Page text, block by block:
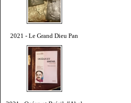
2021 - Le Grand Dieu Pan